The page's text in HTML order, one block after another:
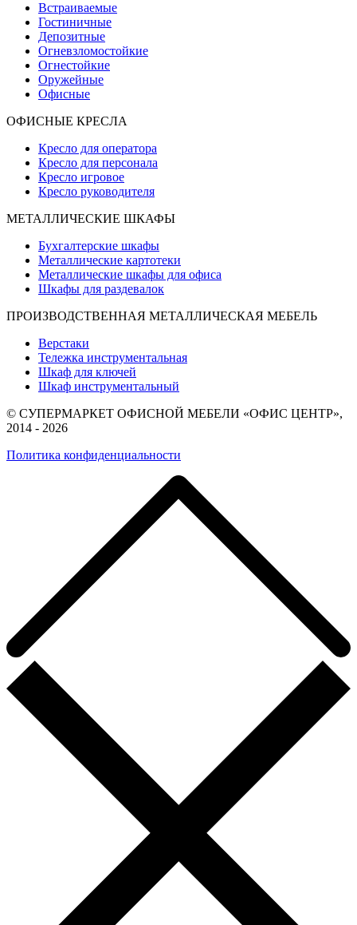
Встраиваемые
Гостиничные
Депозитные
Огневзломостойкие
Огнестойкие
Оружейные
Офисные
ОФИСНЫЕ КРЕСЛА
Кресло для оператора
Кресло для персонала
Кресло игровое
Кресло руководителя
МЕТАЛЛИЧЕСКИЕ ШКАФЫ
Бухгалтерские шкафы
Металлические картотеки
Металлические шкафы для офиса
Шкафы для раздевалок
ПРОИЗВОДСТВЕННАЯ МЕТАЛЛИЧЕСКАЯ МЕБЕЛЬ
Верстаки
Тележка инструментальная
Шкаф для ключей
Шкаф инструментальный
© СУПЕРМАРКЕТ ОФИСНОЙ МЕБЕЛИ «ОФИС ЦЕНТР»,
2014 - 2026
Политика конфиденциальности